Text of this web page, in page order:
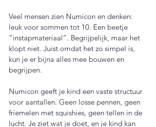
Veel mensen zien Numicon en denken:
leuk voor sommen tot 10. Een beetje
“instapmateriaal”. Begrijpelijk, maar het
klopt niet. Juist omdat het zo simpel is,
kun je er bijna alles mee bouwen en
begrijpen.
Numicon geeft je kind een vaste structuur
voor aantallen. Geen losse pennen, geen
friemelen met squishies, geen tellen in de
lucht. Je ziet wat je doet, en je kind kan